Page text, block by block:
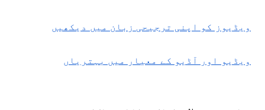
ویڈیوز کو اپنی ترجیحی زبان میں دیکھیں
ویڈیو اور آڈیو کے معیار میں بہتریاں